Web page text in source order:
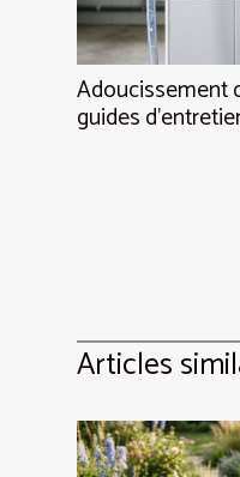
Adoucissement
guides
Articles